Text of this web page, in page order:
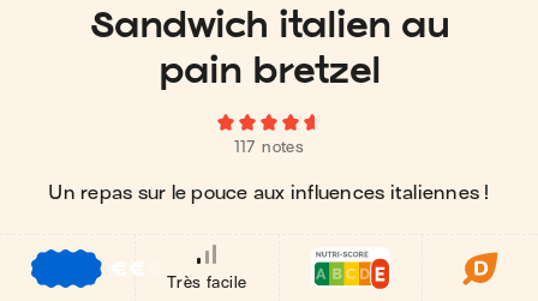
Sandwich italien au
pain bretzel
117 notes
Un repas sur le pouce aux influences italiennes !
€€
Très facile